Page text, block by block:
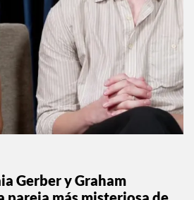
Gerber y Graham